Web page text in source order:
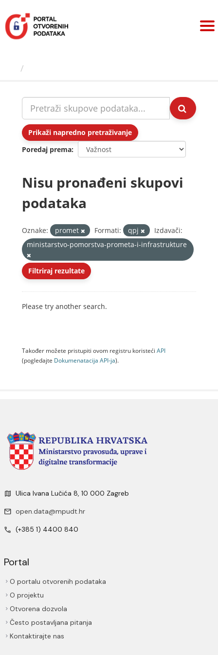
sadržaj
Prikaži napredno pretraživanje
Poredaj prema
Nisu pronađeni skupovi
podataka
Oznake: promet Formati: qpj
Izdavači:
ministarstvo-pomorstva-prometa-i-infrastrukture
Filtriraj rezultate
Please try another search.
Također možete pristupiti ovom registru koristeći API
(pogledajte Dokumenаtаcijа API-jа).